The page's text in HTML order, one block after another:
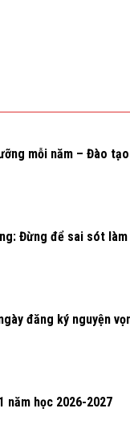
mỗi năm – Đào
Đừng để sai sót
đăng ký nguyện
năm học 2026-2027